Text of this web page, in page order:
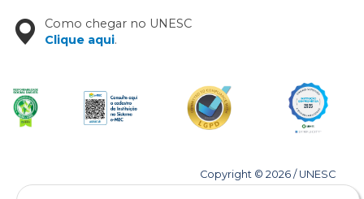
Como chegar no UNESC
Clique aqui.
Copyright © 2026 / UNESC
Todos os direitos reservados